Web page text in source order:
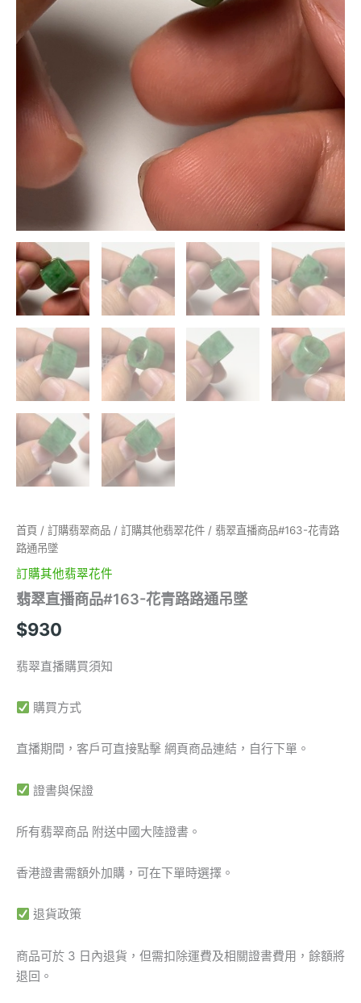
首頁 / 訂購翡翠商品 / 訂購其他翡翠花件 / 翡翠直播商品#163-花青路
路通吊墜
訂購其他翡翠花件
翡翠直播商品#163-花青路路通吊墜
$930
翡翠直播購買須知
購買方式
直播期間，客戶可直接點擊 網頁商品連結，自行下單。
證書與保證
所有翡翠商品 附送中國大陸證書。
香港證書需額外加購，可在下單時選擇。
退貨政策
商品可於 3 日內退貨，但需扣除運費及相關證書費用，餘額將
退回。